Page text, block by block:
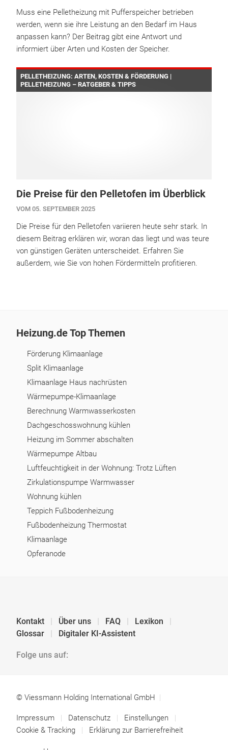
Muss eine Pelletheizung mit Pufferspeicher betrieben
werden, wenn sie ihre Leistung an den Bedarf im Haus
anpassen kann? Der Beitrag gibt eine Antwort und
informiert über Arten und Kosten der Speicher.
PELLETHEIZUNG: ARTEN, KOSTEN & FÖRDERUNG |
PELLETHEIZUNG – RATGEBER & TIPPS
Die Preise für den Pelletofen im Überblick
VOM 05. SEPTEMBER 2025
Die Preise für den Pelletofen variieren heute sehr stark. In
diesem Beitrag erklären wir, woran das liegt und was teure
von günstigen Geräten unterscheidet. Erfahren Sie
außerdem, wie Sie von hohen Fördermitteln profitieren.
Heizung.de Top Themen
Förderung Klimaanlage
Split Klimaanlage
Klimaanlage Haus nachrüsten
Wärmepumpe-Klimaanlage
Berechnung Warmwasserkosten
Dachgeschosswohnung kühlen
Heizung im Sommer abschalten
Wärmepumpe Altbau
Luftfeuchtigkeit in der Wohnung: Trotz Lüften
Zirkulationspumpe Warmwasser
Wohnung kühlen
Teppich Fußbodenheizung
Fußbodenheizung Thermostat
Klimaanlage
Opferanode
Kontakt Über uns FAQ
Lexikon
Glossar
Digitaler KI-Assistent
Folge uns auf:
© Viessmann Holding International GmbH
Impressum Datenschutz
Einstellungen
Cookie & Tracking
Erklärung zur Barrierefreiheit